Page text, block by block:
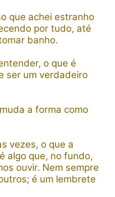
que achei estranho
por tudo, até
banho.
o que é
ser um verdadeiro
a forma como
vezes, o que a
algo que, no fundo,
ouvir. Nem sempre
é um lembrete